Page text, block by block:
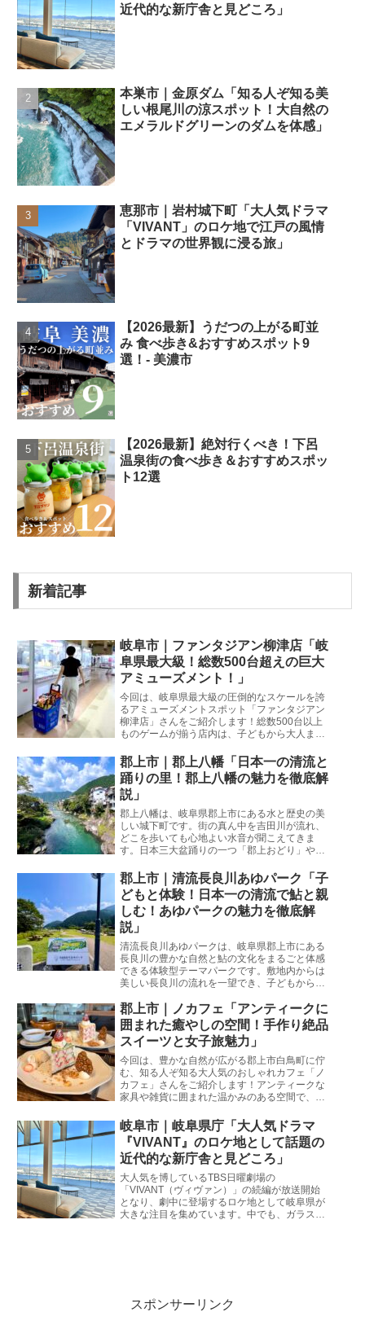
近代的な新庁舎と見どころ」
本巣市｜金原ダム「知る人ぞ知る美
しい根尾川の涼スポット！大自然の
エメラルドグリーンのダムを体感」
恵那市｜岩村城下町「大人気ドラマ
「VIVANT」のロケ地で江戸の風情
とドラマの世界観に浸る旅」
【2026最新】うだつの上がる町並
み 食べ歩き&おすすめスポット9
選！- 美濃市
【2026最新】絶対行くべき！下呂
温泉街の食べ歩き＆おすすめスポッ
ト12選
新着記事
岐阜市｜ファンタジアン柳津店「岐
阜県最大級！総数500台超えの巨大
アミューズメント！」
今回は、岐阜県最大級の圧倒的なスケールを誇
るアミューズメントスポット「ファンタジアン
柳津店」さんをご紹介します！総数500台以上
ものゲームが揃う店内は、子どもから大人まで
さん。夏休みのお出かけや雨の日のレジャーに
もぴったりの魅力を徹底解説します！
郡上市｜郡上八幡「日本一の清流と
踊りの里！郡上八幡の魅力を徹底解
説」
郡上八幡は、岐阜県郡上市にある水と歴史の美
しい城下町です。街の真ん中を吉田川が流れ、
どこを歩いても心地よい水音が聞こえてきま
す。日本三大盆踊りの一つ「郡上おどり」や、
的に有名です。岐阜市生まれ・岐阜市育ちの私
が、観光客の皆さんが失敗しないためのリアル
な情報と魅力をたっぷりとお伝えします。
郡上市｜清流長良川あゆパーク「子
どもと体験！日本一の清流で鮎と親
しむ！あゆパークの魅力を徹底解
説」
清流長良川あゆパークは、岐阜県郡上市にある
長良川の豊かな自然と鮎の文化をまるごと体感
できる体験型テーマパークです。敷地内からは
美しい長良川の流れを一望でき、子どもから大
います。岐阜市生まれ・岐阜市育ちの私が、観
光客の皆さんが失敗しないためのリアルな情報
と魅力をたっぷりとお伝えします。
郡上市｜ノカフェ「アンティークに
囲まれた癒やしの空間！手作り絶品
スイーツと女子旅魅力」
今回は、豊かな自然が広がる郡上市白鳥町に佇
む、知る人ぞ知る大人気のおしゃれカフェ「ノ
カフェ」さんをご紹介します！アンティークな
家具や雑貨に囲まれた温かみのある空間で、こ
の忙しさを忘れて、ゆったりとした癒やしの時
間を過ごしたい女子旅やドライブにぴったりの
スポットです。気になる魅力や周辺のおすすめ
スポットに迫ります！
岐阜市｜岐阜県庁「大人気ドラマ
『VIVANT』のロケ地として話題の
近代的な新庁舎と見どころ」
大人気を博しているTBS日曜劇場の
「VIVANT（ヴィヴァン）」の続編が放送開始
となり、劇中に登場するロケ地として岐阜県が
大きな注目を集めています。中でも、ガラス張
巡礼の計画に、ぜひ役立ててくださいね。
スポンサーリンク